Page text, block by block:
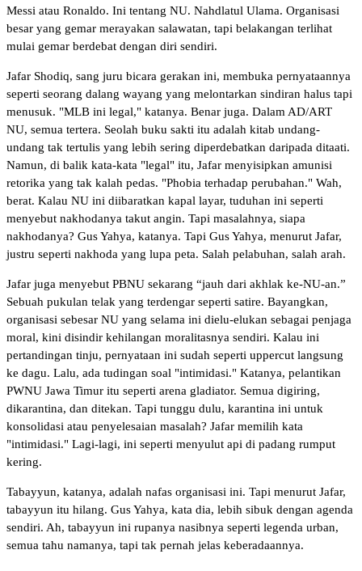
Messi atau Ronaldo. Ini tentang NU. Nahdlatul Ulama. Organisasi
besar yang gemar merayakan salawatan, tapi belakangan terlihat
mulai gemar berdebat dengan diri sendiri.
Jafar Shodiq, sang juru bicara gerakan ini, membuka pernyataannya
seperti seorang dalang wayang yang melontarkan sindiran halus tapi
menusuk. "MLB ini legal," katanya. Benar juga. Dalam AD/ART
NU, semua tertera. Seolah buku sakti itu adalah kitab undang-
undang tak tertulis yang lebih sering diperdebatkan daripada ditaati.
Namun, di balik kata-kata "legal" itu, Jafar menyisipkan amunisi
retorika yang tak kalah pedas. "Phobia terhadap perubahan." Wah,
berat. Kalau NU ini diibaratkan kapal layar, tuduhan ini seperti
menyebut nakhodanya takut angin. Tapi masalahnya, siapa
nakhodanya? Gus Yahya, katanya. Tapi Gus Yahya, menurut Jafar,
justru seperti nakhoda yang lupa peta. Salah pelabuhan, salah arah.
Jafar juga menyebut PBNU sekarang “jauh dari akhlak ke-NU-an.”
Sebuah pukulan telak yang terdengar seperti satire. Bayangkan,
organisasi sebesar NU yang selama ini dielu-elukan sebagai penjaga
moral, kini disindir kehilangan moralitasnya sendiri. Kalau ini
pertandingan tinju, pernyataan ini sudah seperti uppercut langsung
ke dagu. Lalu, ada tudingan soal "intimidasi." Katanya, pelantikan
PWNU Jawa Timur itu seperti arena gladiator. Semua digiring,
dikarantina, dan ditekan. Tapi tunggu dulu, karantina ini untuk
konsolidasi atau penyelesaian masalah? Jafar memilih kata
"intimidasi." Lagi-lagi, ini seperti menyulut api di padang rumput
kering.
Tabayyun, katanya, adalah nafas organisasi ini. Tapi menurut Jafar,
tabayyun itu hilang. Gus Yahya, kata dia, lebih sibuk dengan agenda
sendiri. Ah, tabayyun ini rupanya nasibnya seperti legenda urban,
semua tahu namanya, tapi tak pernah jelas keberadaannya.